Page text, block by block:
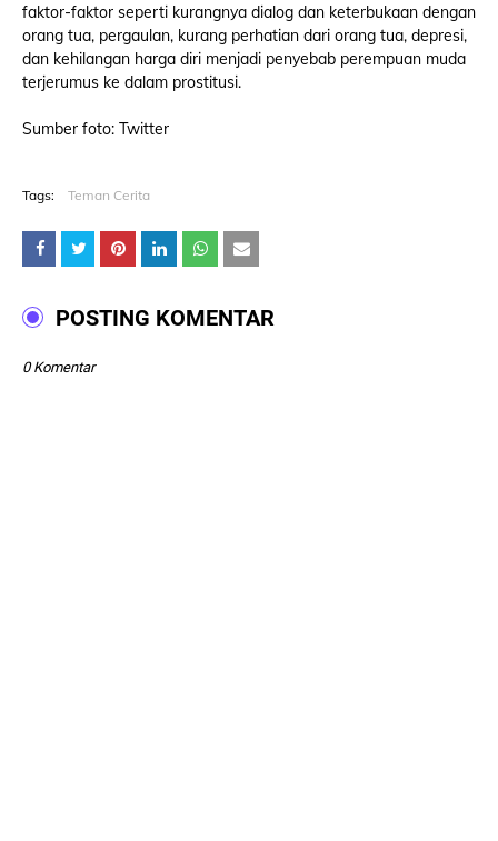
faktor-faktor seperti kurangnya dialog dan keterbukaan dengan
orang tua, pergaulan, kurang perhatian dari orang tua, depresi,
dan kehilangan harga diri menjadi penyebab perempuan muda
terjerumus ke dalam prostitusi.
Sumber foto: Twitter
Tags: Teman Cerita
POSTING KOMENTAR
0 Komentar